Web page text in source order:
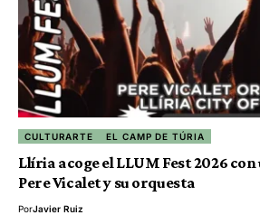
CULTURARTE EL CAMP DE TÚRIA
Llíria acoge el LLUM Fest 2026
Pere Vicalet y su orquesta
PorJavier Ruiz